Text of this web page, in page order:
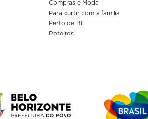
Compras e Moda
Para curtir com a familia
Perto de BH
Roteiros